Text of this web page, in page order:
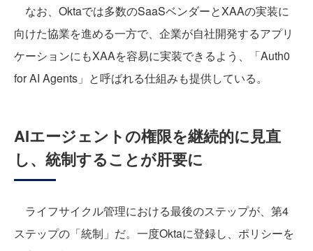
なお、Oktaでは多数のSaaSベンダーとXAAの実装に
向けた協業を進める一方で、企業が自社開発するアプリ
ケーションにもXAAを容易に実装できるよう、「Auth0
for AI Agents」と呼ばれる仕組みも提供している。
AIエージェントの権限を継続的に見直
し、統制することが肝要に
ライフサイクル管理における最後のステップが、第4
ステップの「統制」だ。一度Oktaに登録し、ポリシーを